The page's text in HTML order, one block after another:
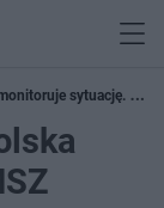
sytuację. MSZ